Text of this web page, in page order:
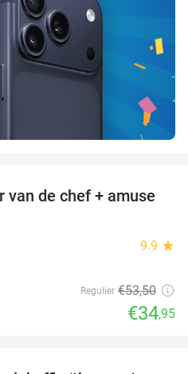
35%
van de chef + amuse
9.9 star
Regulier €53,50
€34,95